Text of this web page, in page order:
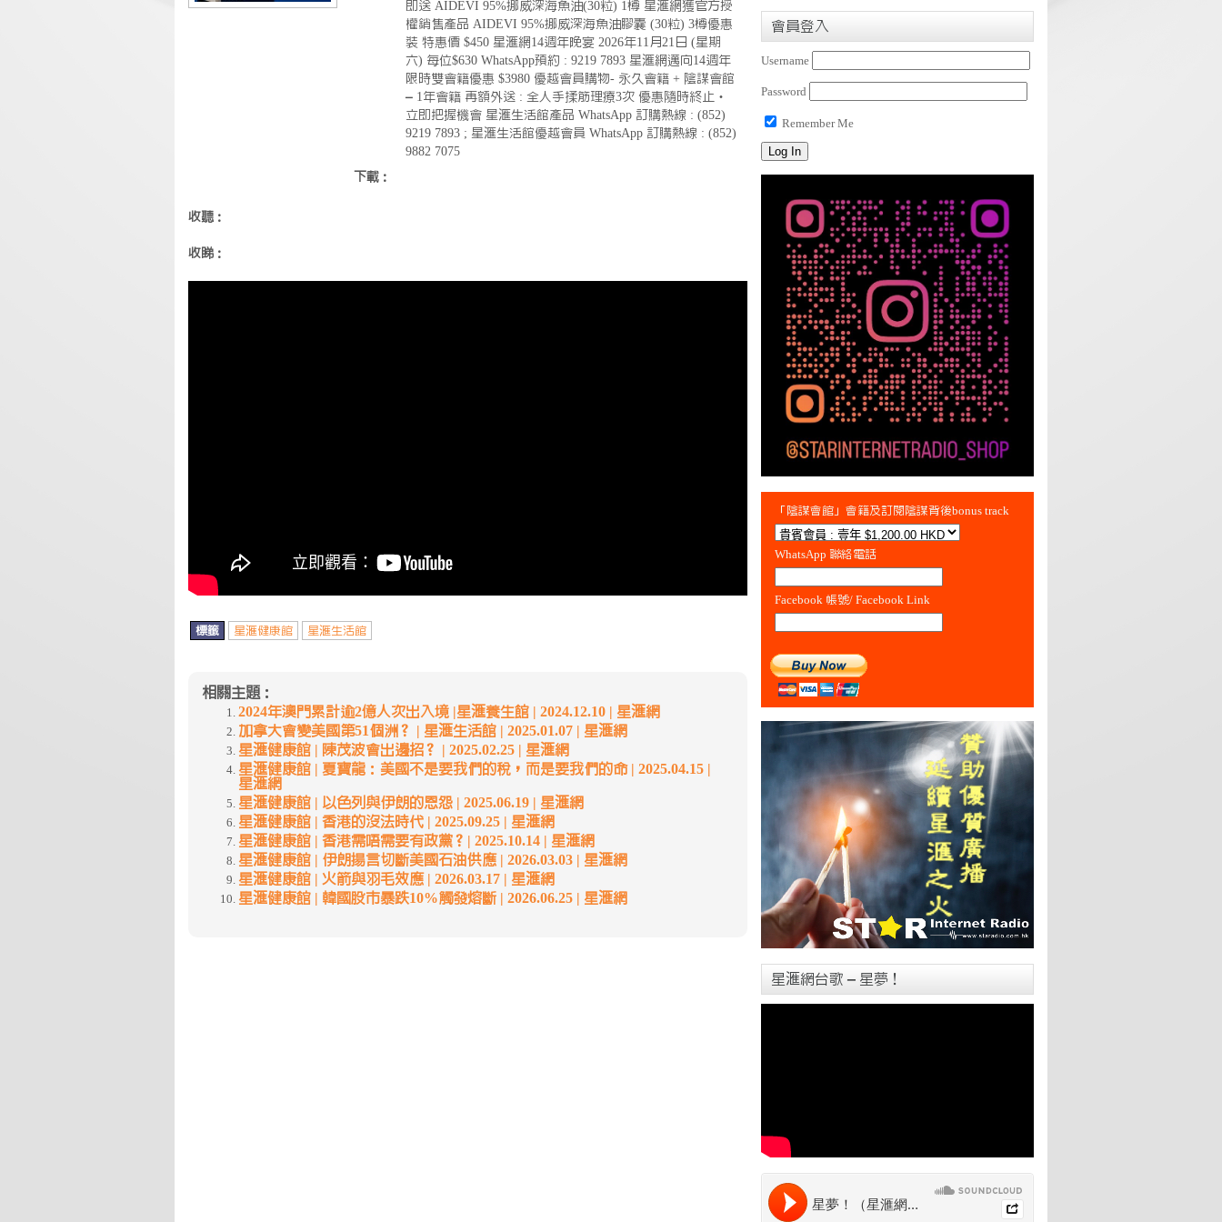
即送 AIDEVI 95%挪威深海魚油(30粒) 1樽 星滙網獲官方授
權銷售產品 AIDEVI 95%挪威深海魚油膠囊 (30粒) 3樽優惠
裝 特惠價 $450 星滙網14週年晚宴 2026年11月21日 (星期
六) 每位$630 WhatsApp預約 : 9219 7893 星滙網邁向14週年
限時雙會籍優惠 $3980 優越會員購物- 永久會籍 + 陰謀會館
– 1年會籍 再額外送 : 全人手揉筋理療3次 優惠隨時終止・
立即把握機會 星滙生活館產品 WhatsApp 訂購熱線 : (852)
9219 7893 ; 星滙生活館優越會員 WhatsApp 訂購熱線 : (852)
9882 7075
下載：
收聽：
收睇：
標籤 星滙健康館 星滙生活館
相關主題：
2024年澳門累計逾2億人次出入境 |星滙養生館 | 2024.12.10 | 星滙網
加拿大會變美國第51個洲？ | 星滙生活館 | 2025.01.07 | 星滙網
星滙健康館 | 陳茂波會出邊招？ | 2025.02.25 | 星滙網
星滙健康館 | 夏寶龍：美國不是要我們的稅，而是要我們的命 | 2025.04.15 |
星滙網
星滙健康館 | 以色列與伊朗的恩怨 | 2025.06.19 | 星滙網
星滙健康館 | 香港的沒法時代 | 2025.09.25 | 星滙網
星滙健康館 | 香港需唔需要有政黨？| 2025.10.14 | 星滙網
星滙健康館 | 伊朗揚言切斷美國石油供應 | 2026.03.03 | 星滙網
星滙健康館 | 火箭與羽毛效應 | 2026.03.17 | 星滙網
星滙健康館 | 韓國股市暴跌10%觸發熔斷 | 2026.06.25 | 星滙網
會員登入
Username
Password
Remember Me
「陰謀會館」會籍及訂閱陰謀背後bonus track
WhatsApp 聯絡電話
Facebook 帳號/ Facebook Link
星滙網台歌 – 星夢！